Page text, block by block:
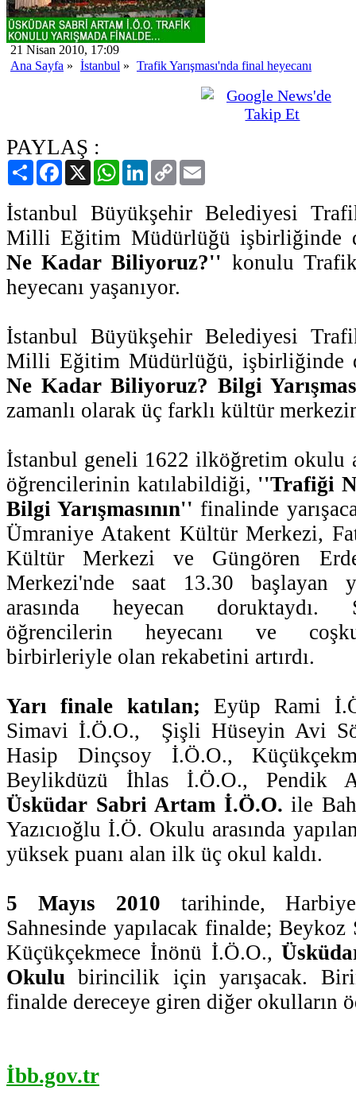
21 Nisan 2010, 17:09
Ana Sayfa » İstanbul » Trafik Yarışması'nda final heyecanı
PAYLAŞ :
PaylaşFacebook
X WhatsAppLinkedIn
Copy
Link
İstanbul Büyükşehir Belediyesi
Milli Eğitim Müdürlüğü işbirliğinde
Ne Kadar Biliyoruz?'' konulu Trafik
heyecanı yaşanıyor.
İstanbul Büyükşehir Belediyesi
Milli Eğitim Müdürlüğü, işbirliğinde
Ne Kadar Biliyoruz? Bilgi
zamanlı olarak üç farklı kültür
İstanbul geneli 1622 ilköğretim okulu
öğrencilerinin katılabildiği, ''Trafiği
Bilgi Yarışmasının'' finalinde
Ümraniye Atakent Kültür Merkezi,
Kültür Merkezi ve Güngören
Merkezi'nde saat 13.30 başlayan
arasında heyecan doruktaydı.
öğrencilerin heyecanı ve
birbirleriyle olan rekabetini artırdı.
Yarı finale katılan; Eyüp Rami
Simavi İ.Ö.O., Şişli Hüseyin Avi
Hasip Dinçsoy İ.Ö.O.,
Beylikdüzü İhlas İ.Ö.O., Pendik
Üsküdar Sabri Artam İ.Ö.O. ile
Yazıcıoğlu İ.Ö. Okulu arasında
yüksek puanı alan ilk üç okul kaldı.
5 Mayıs 2010 tarihinde,
Sahnesinde yapılacak finalde;
Küçükçekmece İnönü İ.Ö.O.,
Okulu birincilik için yarışacak.
finalde dereceye giren diğer okulların
İbb.gov.tr